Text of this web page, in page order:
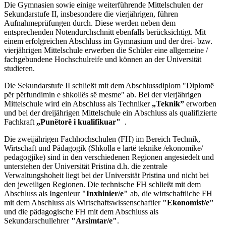
Die Gymnasien sowie einige weiterführende Mittelschulen der
Sekundarstufe II, insbesondere die vierjährigen, führen
Aufnahmeprüfungen durch. Diese werden neben dem
entsprechenden Notendurchschnitt ebenfalls berücksichtigt. Mit
einem erfolgreichen Abschluss im Gymnasium und der drei- bzw.
vierjährigen Mittelschule erwerben die Schüler eine allgemeine /
fachgebundene Hochschulreife und können an der Universität
studieren.
Die Sekundarstufe II schließt mit dem Abschlussdiplom "Diplomë
për përfundimin e shkollës së mesme" ab. Bei der vierjährigen
Mittelschule wird ein Abschluss als Techniker „Teknik” erworben
und bei der dreijährigen Mittelschule ein Abschluss als qualifizierte
Fachkraft „Punëtorë i kualifikuar" .
Die zweijährigen Fachhochschulen (FH) im Bereich Technik,
Wirtschaft und Pädagogik (Shkolla e lartë teknike /ekonomike/
pedagogjike) sind in den verschiedenen Regionen angesiedelt und
unterstehen der Universität Pristina d.h. die zentrale
Verwaltungshoheit liegt bei der Universität Pristina und nicht bei
den jeweiligen Regionen. Die technische FH schließt mit dem
Abschluss als Ingenieur "Inxhinier/e" ab, die wirtschaftliche FH
mit dem Abschluss als Wirtschaftswissenschaftler "Ekonomist/e"
und die pädagogische FH mit dem Abschluss als
Sekundarschullehrer "Arsimtar/e".